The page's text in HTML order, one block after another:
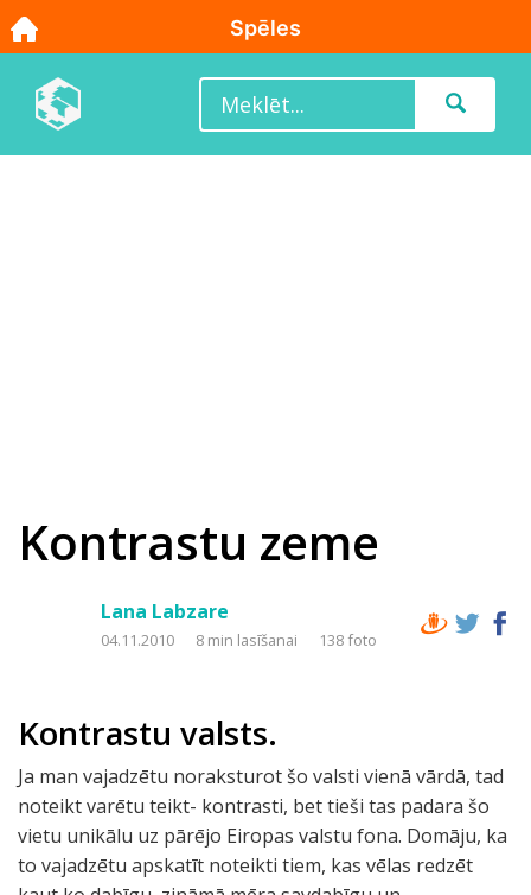
Kontrastu zeme
Lana Labzare
04.11.2010 8 min lasīšanai 138 foto
Kontrastu valsts.
Ja man vajadzētu noraksturot šo valsti vienā vārdā, tad
noteikt varētu teikt- kontrasti, bet tieši tas padara šo
vietu unikālu uz pārējo Eiropas valstu fona. Domāju, ka
to vajadzētu apskatīt noteikti tiem, kas vēlas redzēt